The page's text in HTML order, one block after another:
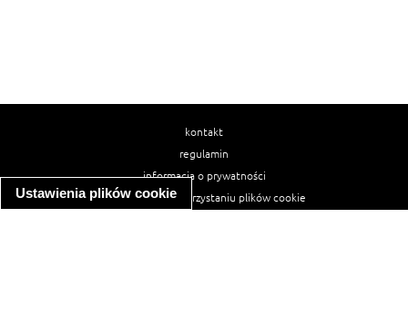
Ustawienia plików cookie
kontakt
regulamin
informacja o prywatności
informacja o wykorzystaniu plików cookie